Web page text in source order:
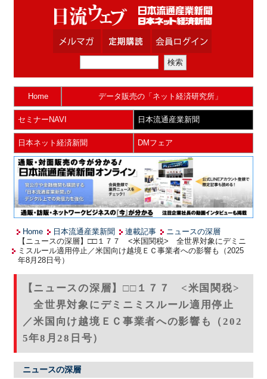
Home データ販売の「ネット経済研究所」
セミナーNAVI 日本流通産業新聞
日本ネット経済新聞 DMフェア
Home 日本流通産業新聞 連載記事
ニュースの深層
【ニュースの深層】□□１７７ <米国関税> 全世界対象にデミニ
ミスルール適用停止／米国向け越境ＥＣ事業者への影響も（2025
年8月28日号）
【ニュースの深層】□□１７７ <米国関税>
全世界対象にデミニミスルール適用停止
／米国向け越境ＥＣ事業者への影響も（202
5年8月28日号）
ニュースの深層